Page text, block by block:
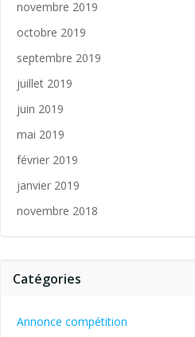
novembre 2019
octobre 2019
septembre 2019
juillet 2019
juin 2019
mai 2019
février 2019
janvier 2019
novembre 2018
Catégories
Annonce compétition